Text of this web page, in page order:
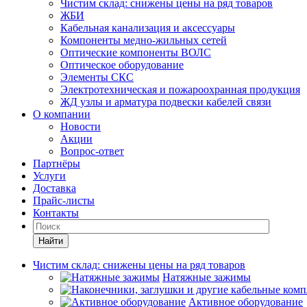
Чистим склад: снижены цены на ряд товаров
ЖБИ
Кабельная канализация и аксессуары
Компоненты медно-жильных сетей
Оптические компоненты ВОЛС
Оптическое оборудование
Элементы СКС
Электротехническая и пожароохранная продукция
ЖД узлы и арматура подвески кабелей связи
О компании
Новости
Акции
Вопрос-ответ
Партнёры
Услуги
Доставка
Прайс-листы
Контакты
Найти
Чистим склад: снижены цены на ряд товаров
Натяжные зажимы
Активное оборудование